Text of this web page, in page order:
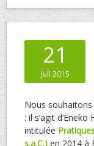
21
Juil 2015
Nous
: il s’agit
intitulée
s.a.C.) en 2014 à